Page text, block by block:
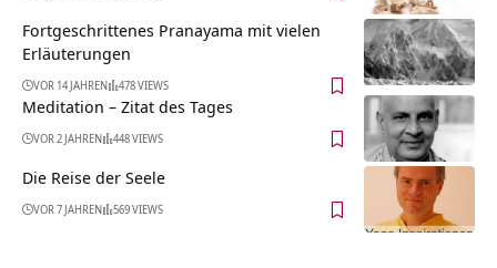
Fortgeschrittenes Pranayama mit vielen
Erläuterungen
VOR 14 JAHREN 478 VIEWS
Meditation – Zitat des Tages
VOR 2 JAHREN 448 VIEWS
Die Reise der Seele
VOR 7 JAHREN 569 VIEWS